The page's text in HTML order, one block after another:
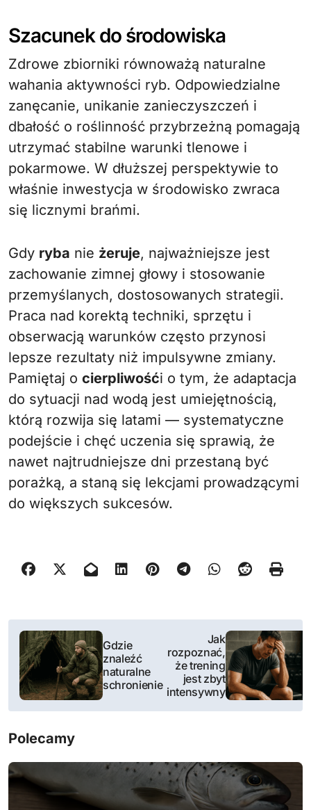
Szacunek do środowiska
Zdrowe zbiorniki równoważą naturalne
wahania aktywności ryb. Odpowiedzialne
zanęcanie, unikanie zanieczyszczeń i
dbałość o roślinność przybrzeżną pomagają
utrzymać stabilne warunki tlenowe i
pokarmowe. W dłuższej perspektywie to
właśnie inwestycja w środowisko zwraca
się licznymi brańmi.
Gdy ryba nie żeruje, najważniejsze jest
zachowanie zimnej głowy i stosowanie
przemyślanych, dostosowanych strategii.
Praca nad korektą techniki, sprzętu i
obserwacją warunków często przynosi
lepsze rezultaty niż impulsywne zmiany.
Pamiętaj o cierpliwośći o tym, że adaptacja
do sytuacji nad wodą jest umiejętnością,
którą rozwija się latami — systematyczne
podejście i chęć uczenia się sprawią, że
nawet najtrudniejsze dni przestaną być
porażką, a staną się lekcjami prowadzącymi
do większych sukcesów.
N
w
i
g
a
Gdzie
znaleźć
naturalne
schronienie
Jak
rozpoznać,
że trening
jest zbyt
intensywny
Polecamy